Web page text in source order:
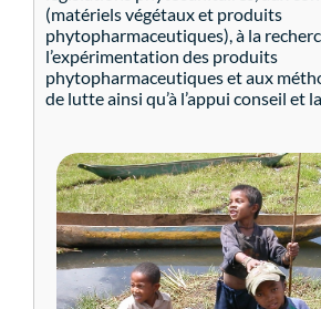
(matériels végétaux et produits
phytopharmaceutiques), à la
l’expérimentation des produits
phytopharmaceutiques et aux
de lutte ainsi qu’à l’appui conseil et